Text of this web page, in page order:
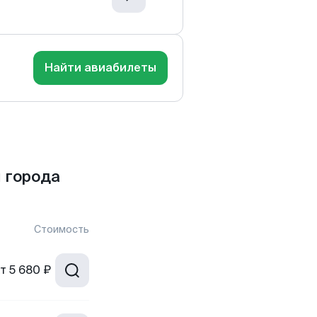
Найти авиабилеты
Стоимость
5 680 ₽